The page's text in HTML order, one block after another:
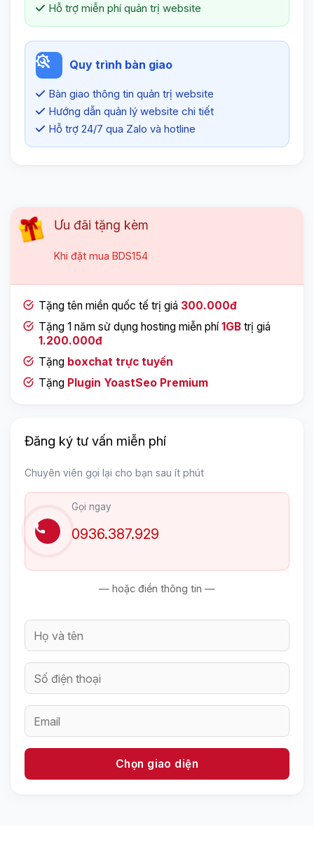
Hỗ trợ miễn phí quản trị website
Quy trình bàn giao
Bàn giao thông tin quản trị website
Hướng dẫn quản lý website chi tiết
Hỗ trợ 24/7 qua Zalo và hotline
Ưu đãi tặng kèm
Khi đặt mua BDS154
Tặng tên miền quốc tế trị giá 300.000đ
Tặng 1 năm sử dụng hosting miễn phí1GB trị giá
1.200.000đ
Tặng boxchat trực tuyến
Tặng Plugin YoastSeo Premium
Đăng ký tư vấn miễn phí
Chuyên viên gọi lại cho bạn sau ít phút
Gọi ngay
0936.387.929
— hoặc điền thông tin —